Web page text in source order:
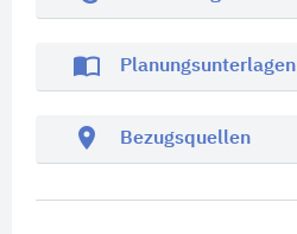
import_contacts Planungsunterlagen
location_on Bezugsquellen